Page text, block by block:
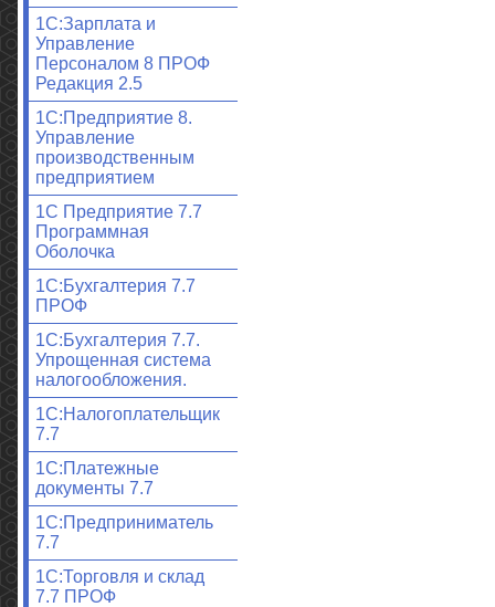
1С:Зарплата и
Управление
Персоналом 8 ПРОФ
Редакция 2.5
1С:Предприятие 8.
Управление
производственным
предприятием
1С Предприятие 7.7
Программная
Оболочка
1С:Бухгалтерия 7.7
ПРОФ
1С:Бухгалтерия 7.7.
Упрощенная система
налогообложения.
1С:Налогоплательщик
7.7
1С:Платежные
документы 7.7
1С:Предприниматель
7.7
1С:Торговля и склад
7.7 ПРОФ